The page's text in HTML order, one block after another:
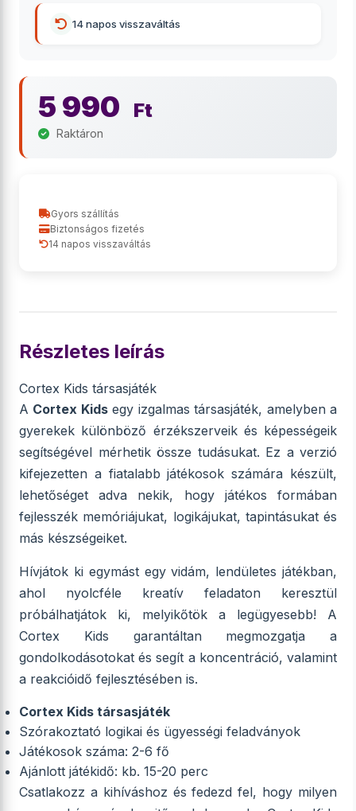
14 napos visszaváltás
5 990 Ft
Raktáron
Gyors szállítás
Biztonságos fizetés
14 napos visszaváltás
Részletes leírás
Cortex Kids társasjáték
A Cortex Kidsegy izgalmas társasjáték, amelyben a
gyerekek különböző érzékszerveik és képességeik
segítségével mérhetik össze tudásukat. Ez a verzió
kifejezetten a fiatalabb játékosok számára készült,
lehetőséget adva nekik, hogy játékos formában
fejlesszék memóriájukat, logikájukat, tapintásukat és
más készségeiket.
Hívjátok ki egymást egy vidám, lendületes játékban,
ahol nyolcféle kreatív feladaton keresztül
próbálhatjátok ki, melyikőtök a legügyesebb! A
Cortex Kids garantáltan megmozgatja a
gondolkodásotokat és segít a koncentráció, valamint
a reakcióidő fejlesztésében is.
Cortex Kids társasjáték
Szórakoztató logikai és ügyességi feladványok
Játékosok száma: 2-6 fő
Ajánlott játékidő: kb. 15-20 perc
Csatlakozz a kihíváshoz és fedezd fel, hogy milyen